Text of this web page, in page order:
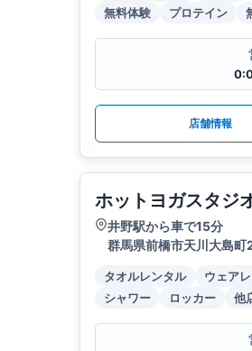
無料体験
プロテイン
店舗情報
ホットヨガスタジ
井野駅から車で15分
群馬県前橋市天川大島
タオルレンタル ウェア
シャワー
ロッカー 他